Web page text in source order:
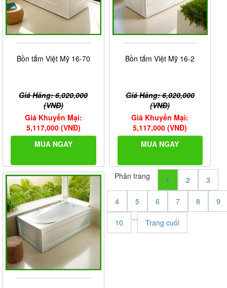
Bồn tắm Việt Mỹ 16-70
Giá Hãng: 6,020,000
(VNĐ)
Giá Khuyến Mại:
5,117,000 (VNĐ)
MUA NGAY
Bồn tắm Việt Mỹ 16-2
Giá Hãng: 6,020,000
(VNĐ)
Giá Khuyến Mại:
5,117,000 (VNĐ)
MUA NGAY
Phân trang 1 2 3
4 5 6 7 8 9
10
...
Trang cuối